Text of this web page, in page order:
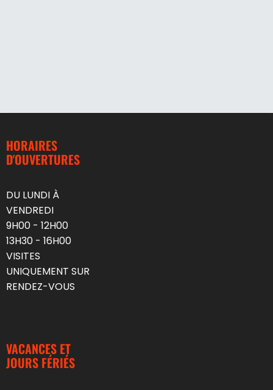
HORAIRES
D'OUVERTURES
DU LUNDI À
VENDREDI
9H00 - 12H00
13H30 - 16H00
VISITES
UNIQUEMENT SUR
RENDEZ-VOUS
VACANCES ET
JOURS FÉRIÉS